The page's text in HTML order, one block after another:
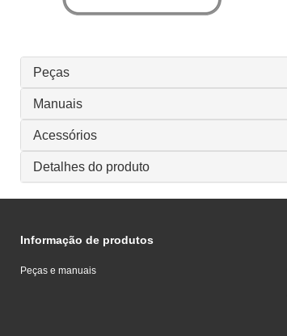
Peças
Manuais
Acessórios
Detalhes do produto
Informação de produtos
Peças e manuais